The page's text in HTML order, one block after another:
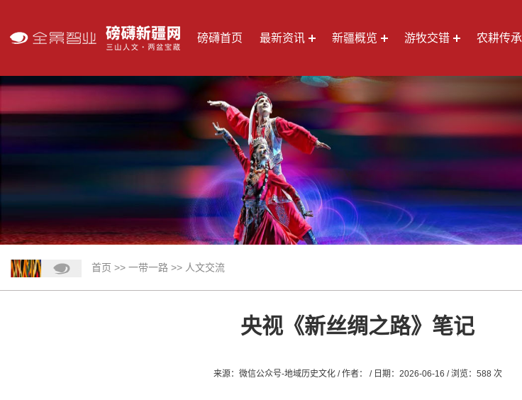
磅礴首页 最新资讯 新疆概览 游牧交错 农耕传承
首页 >> 一带一路 >> 人文交流
央视《新丝绸之路》笔记
来源：微信公众号-地域历史文化 / 作者： / 日期：2026-06-16 / 浏览：588 次